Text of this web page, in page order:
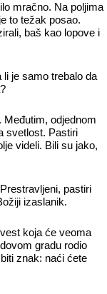
mračno. Na poljima
to težak posao.
baš kao lopove i
li je samo trebalo da
Međutim, odjednom
svetlost. Pastiri
videli. Bili su jako,
pastiri
izaslanik.
koja će veoma
gradu rodio
znak: naći ćete